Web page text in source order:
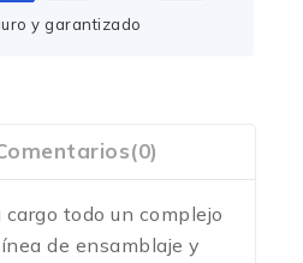
y garantizado
todo un complejo
de ensamblaje y